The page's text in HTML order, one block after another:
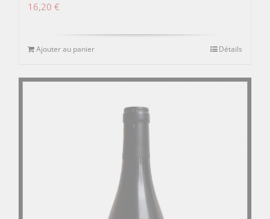
16,20 €
Ajouter au panier Détails